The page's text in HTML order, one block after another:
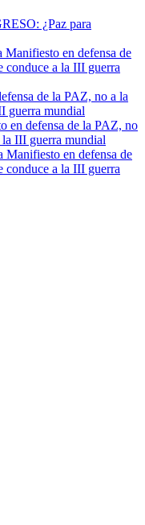
¿Paz para
Manifiesto en defensa de
conduce a la III guerra
de la PAZ, no a la
guerra mundial
en defensa de la PAZ, no
la III guerra mundial
Manifiesto en defensa de
conduce a la III guerra